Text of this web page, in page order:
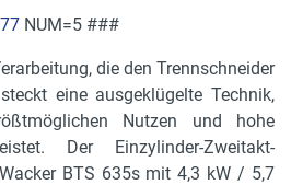
NUM=5 ###
die den Trennschneider
eine ausgeklügelte Technik,
Nutzen und hohe
Der Einzylinder-Zweitakt-
BTS 635s mit 4,3 kW / 5,7